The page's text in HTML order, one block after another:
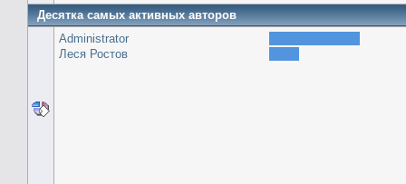
Десятка самых активных авторов
Administrator
Леся Ростов